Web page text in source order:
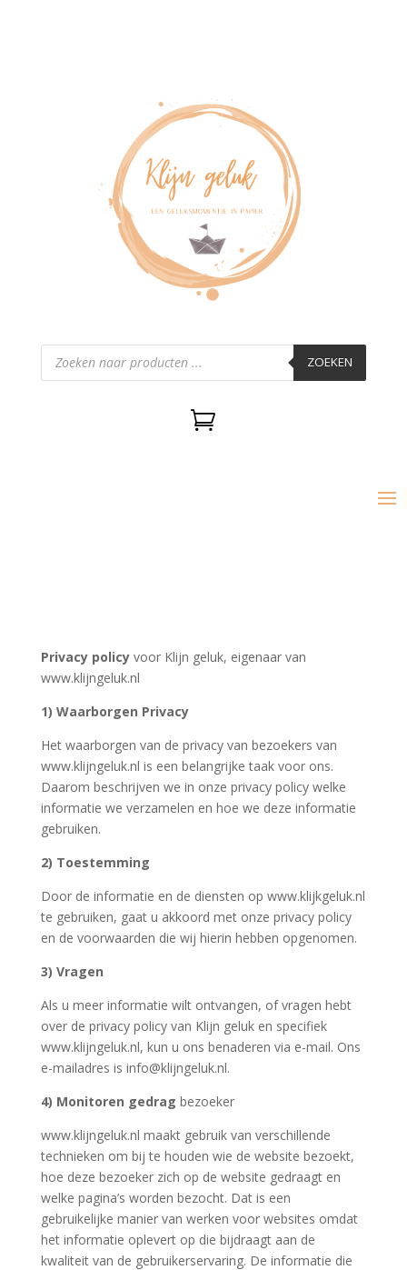
Producten
zoeken ZOEKEN

Privacy policyvoor Klijn geluk, eigenaar van
www.klijngeluk.nl
1) Waarborgen Privacy
Het waarborgen van de privacy van bezoekers van
www.klijngeluk.nl is een belangrijke taak voor ons.
Daarom beschrijven we in onze privacy policy welke
informatie we verzamelen en hoe we deze informatie
gebruiken.
2) Toestemming
Door de informatie en de diensten op www.klijkgeluk.nl
te gebruiken, gaat u akkoord met onze privacy policy
en de voorwaarden die wij hierin hebben opgenomen.
3) Vragen
Als u meer informatie wilt ontvangen, of vragen hebt
over de privacy policy van Klijn geluk en specifiek
www.klijngeluk.nl, kun u ons benaderen via e-mail. Ons
e-mailadres is info@klijngeluk.nl.
4) Monitoren gedrag bezoeker
www.klijngeluk.nl maakt gebruik van verschillende
technieken om bij te houden wie de website bezoekt,
hoe deze bezoeker zich op de website gedraagt en
welke pagina’s worden bezocht. Dat is een
gebruikelijke manier van werken voor websites omdat
het informatie oplevert op die bijdraagt aan de
kwaliteit van de gebruikerservaring. De informatie die